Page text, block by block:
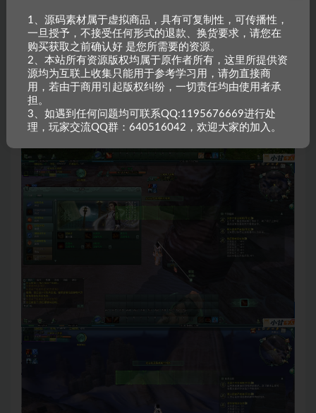
1、源码素材属于虚拟商品，具有可复制性，可传播性，
一旦授予，不接受任何形式的退款、换货要求，请您在
购买获取之前确认好 是您所需要的资源。
2、本站所有资源版权均属于原作者所有，这里所提供资
源均为互联上收集只能用于参考学习用，请勿直接商
用，若由于商用引起版权纠纷，一切责任均由使用者承
担。
3、如遇到任何问题均可联系QQ:1195676669进行处
理，玩家交流QQ群：640516042，欢迎大家的加入。